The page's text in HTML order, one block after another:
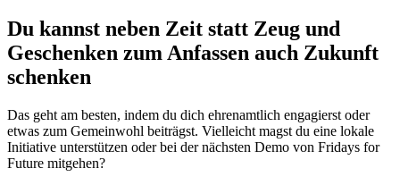
Du kannst neben Zeit statt Zeug und
Geschenken zum Anfassen auch Zukunft
schenken
Das geht am besten, indem du dich ehrenamtlich engagierst oder
etwas zum Gemeinwohl beiträgst. Vielleicht magst du eine lokale
Initiative unterstützen oder bei der nächsten Demo von Fridays for
Future mitgehen?